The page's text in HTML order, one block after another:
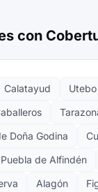
con
Calatayud
Utebo
Doña Godina
de Alfindén
Alagón